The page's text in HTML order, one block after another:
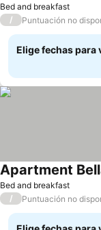
Bed and breakfast
/ Puntuación no
Elige fechas para
Bed and breakfast
Apartment
/ Puntuación no